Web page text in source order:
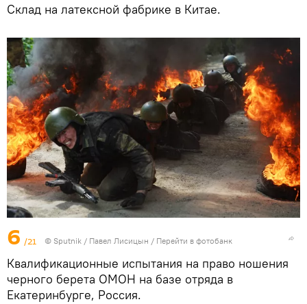
Склад на латексной фабрике в Китае.
6 /21 © Sputnik / Павел Лисицын / Перейти в фотобанк
Квалификационные испытания на право ношения
черного берета ОМОН на базе отряда в
Екатеринбурге, Россия.